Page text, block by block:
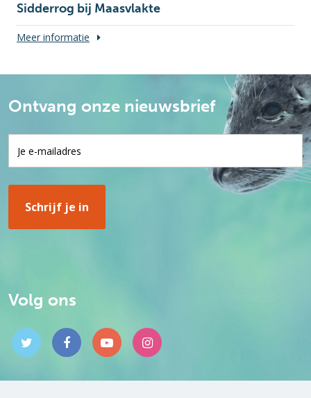
Sidderrog bij Maasvlakte
Meer informatie
Ontvang onze nieuwsbrief
Volg ons